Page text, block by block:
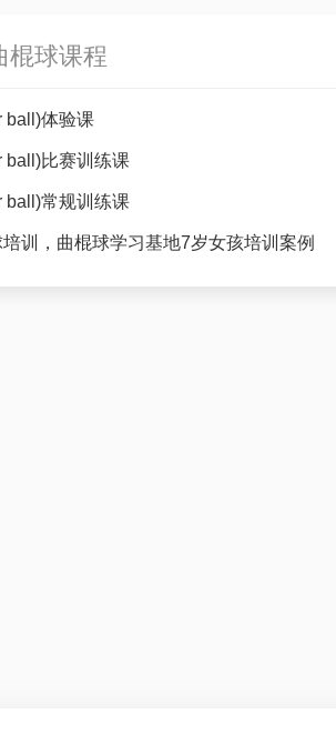
棍球课程
ball)体验课
ball)比赛训练课
ball)常规训练课
训，曲棍球学习基地7岁女孩培训案例